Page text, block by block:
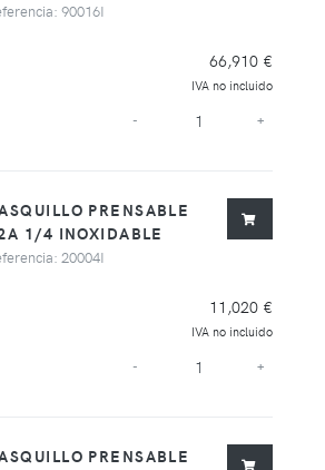
90016I
66,910 €
IVA no incluido
- +
PRENSABLE
1/4 INOXIDABLE
20004I
11,020 €
IVA no incluido
- +
PRENSABLE